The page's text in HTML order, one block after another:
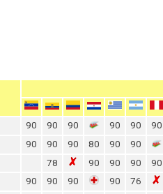
90 90 90 90 90
90
90 90 90 80 90
90
78 90 90 90
90
90 90 90 90
76